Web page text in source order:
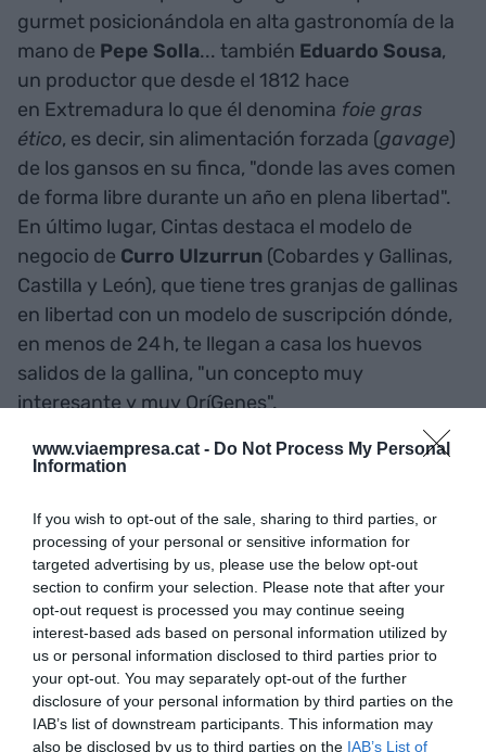
www.viaempresa.cat - Do Not Process My Personal
Information
If you wish to opt-out of the sale, sharing to third parties, or
processing of your personal or sensitive information for
targeted advertising by us, please use the below opt-out
section to confirm your selection. Please note that after your
opt-out request is processed you may continue seeing
interest-based ads based on personal information utilized by
us or personal information disclosed to third parties prior to
your opt-out. You may separately opt-out of the further
disclosure of your personal information by third parties on the
IAB’s list of downstream participants. This information may
also be disclosed by us to third parties on the IAB’s List of
gurmet posicionándola en alta gastronomía de la
mano de Pepe Solla... también Eduardo Sousa,
un productor que desde el 1812 hace
en Extremadura lo que él denomina foie gras
ético, es decir, sin alimentación forzada (gavage)
de los gansos en su finca, "donde las aves comen
de forma libre durante un año en plena libertad".
En último lugar, Cintas destaca el modelo de
negocio de Curro Ulzurrun (Cobardes y Gallinas,
Castilla y León), que tiene tres granjas de gallinas
en libertad con un modelo de suscripción dónde,
en menos de 24 h, te llegan a casa los huevos
salidos de la gallina, "un concepto muy
interesante y muy OríGenes".
Todo el menú irá acompañado del pan artesanal
el mundo dulce,Hervé Corvitto(Gelats Angelo,
Girona), explicará cómo heredó la heladería de su
padre para hacer helados artesanales
innovadores como el de mantequilla salada y
Daniel Álvarez(Dalúa, Valencia), llevará la técnica
tradicional de las milhojas de pasta de hoja
invertida de su pastelería familiar.